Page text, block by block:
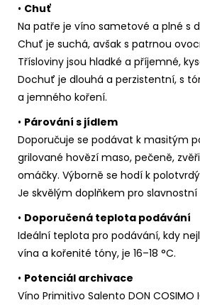
• Chuť
Na patře je víno sametové a plné s
Chuť je suchá, avšak s patrnou
Třísloviny jsou hladké a příjemné,
Dochuť je dlouhá a perzistentní, s
a jemného koření.
• Párování s jídlem
Doporučuje se podávat k masitým
grilované hovězí maso, pečeně,
omáčky. Výborně se hodí k
Je skvělým doplňkem pro slavnostní
• Doporučená teplota podávání
Ideální teplota pro podávání, kdy
vína a kořenité tóny, je 16–18 °C.
• Potenciál archivace
Víno Primitivo Salento DON COSIMO